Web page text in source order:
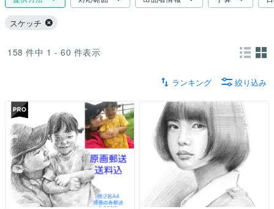
スケッチ
158 件中 1 - 60 件表示
ランキング 絞り込み